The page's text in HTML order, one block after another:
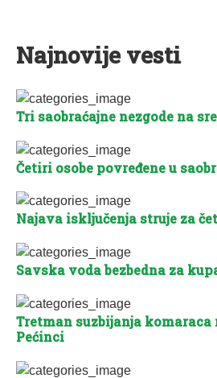
Najnovije vesti
Tri saobraćajne nezgode na
Četiri osobe povređene u
Najava isključenja struje za
Savska voda bezbedna za
Tretman suzbijanja
Pećinci